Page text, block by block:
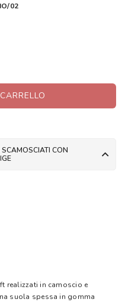
02
CON
realizzati in camoscio e
suola spessa in gomma